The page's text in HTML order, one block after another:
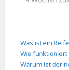
Was ist ein
Wie
Warum ist der